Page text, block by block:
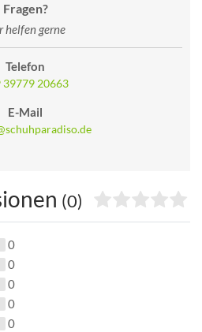
Fragen?
helfen gerne
Telefon
39779 20663
E-Mail
(0)
0
0
0
0
0